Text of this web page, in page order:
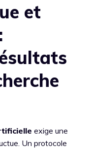
et
exige une
Un protocole